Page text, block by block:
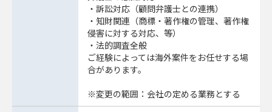
・訴訟対応（顧問弁護士との連携）
・知財関連（商標・著作権の管理、著作権
侵害に対する対応、等）
・法的調査全般
ご経験によっては海外案件をお任せする場
合があります。
※変更の範囲：会社の定める業務とする